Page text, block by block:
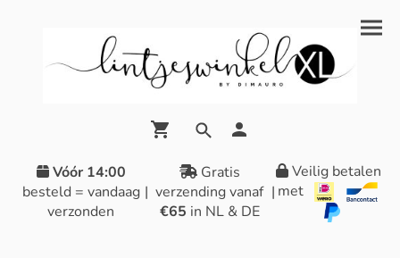
Vóór 14:00
besteld = vandaag
verzonden
|
Gratis
verzending vanaf
€65 in NL & DE
|
Veilig betalen
met